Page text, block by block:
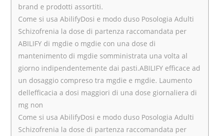
brand e prodotti assortiti.
Come si usa AbilifyDosi e modo duso Posologia Adulti
Schizofrenia la dose di partenza raccomandata per
ABILIFY di mgdie o mgdie con una dose di
mantenimento di mgdie somministrata una volta al
giorno indipendentemente dai pasti.ABILIFY efficace ad
un dosaggio compreso tra mgdie e mgdie. Laumento
dellefficacia a dosi maggiori di una dose giornaliera di
mg non
Come si usa AbilifyDosi e modo duso Posologia Adulti
Schizofrenia la dose di partenza raccomandata per